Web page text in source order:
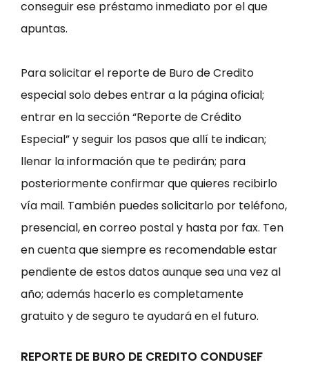
conseguir ese préstamo inmediato por el que
apuntas.
Para solicitar el reporte de Buro de Credito
especial solo debes entrar a la página oficial;
entrar en la sección “Reporte de Crédito
Especial” y seguir los pasos que allí te indican;
llenar la información que te pedirán; para
posteriormente confirmar que quieres recibirlo
vía mail. También puedes solicitarlo por teléfono,
presencial, en correo postal y hasta por fax. Ten
en cuenta que siempre es recomendable estar
pendiente de estos datos aunque sea una vez al
año; además hacerlo es completamente
gratuito y de seguro te ayudará en el futuro.
REPORTE DE BURO DE CREDITO CONDUSEF